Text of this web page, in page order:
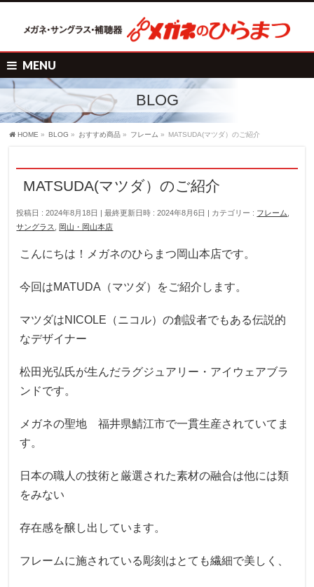
MENU
BLOG
HOME » BLOG » おすすめ商品 » フレーム » MATSUDA(マツダ）のご紹介
MATSUDA(マツダ）のご紹介
投稿日 : 2024年8月18日 最終更新日時 : 2024年8月6日 カテゴリー : フレーム
サングラス
岡山・岡山本店
こんにちは！メガネのひらまつ岡山本店です。
今回はMATUDA（マツダ）をご紹介します。
マツダはNICOLE（ニコル）の創設者でもある伝説的
なデザイナー
松田光弘氏が生んだラグジュアリー・アイウェアブラ
ンドです。
メガネの聖地 福井県鯖江市で一貫生産されていてま
す。
日本の職人の技術と厳選された素材の融合は他には類
をみない
存在感を醸し出しています。
フレームに施されている彫刻はとても繊細で美しく、